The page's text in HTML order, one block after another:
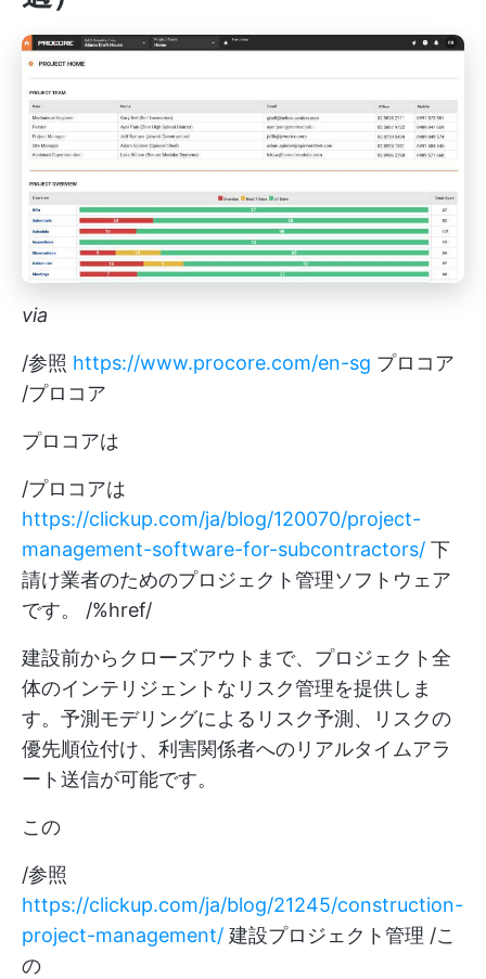
via
/参照 https://www.procore.com/en-sg プロコア
/プロコア
プロコアは
/プロコアは
https://clickup.com/ja/blog/120070/project-
management-software-for-subcontractors/ 下
請け業者のためのプロジェクト管理ソフトウェア
です。 /%href/
建設前からクローズアウトまで、プロジェクト全
体のインテリジェントなリスク管理を提供しま
す。予測モデリングによるリスク予測、リスクの
優先順位付け、利害関係者へのリアルタイムアラ
ート送信が可能です。
この
/参照
https://clickup.com/ja/blog/21245/construction-
project-management/ 建設プロジェクト管理 /こ
の